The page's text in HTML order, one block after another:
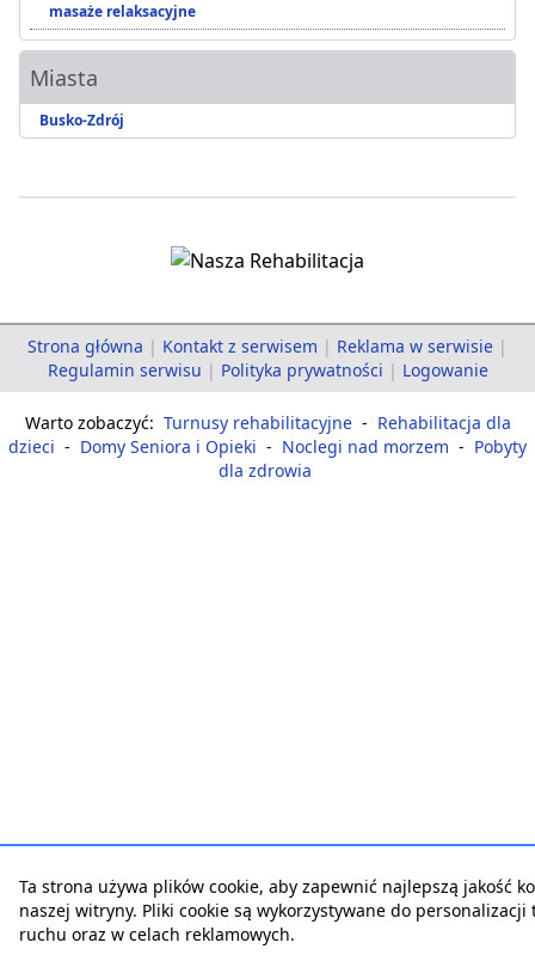
masaże relaksacyjne
Miasta
Busko-Zdrój
Strona główna | Kontakt z serwisem | Reklama w serwisie |
Regulamin serwisu | Polityka prywatności | Logowanie
Warto zobaczyć: Turnusy rehabilitacyjne - Rehabilitacja dla
dzieci - Domy Seniora i Opieki - Noclegi nad morzem - Pobyty
dla zdrowia
Ta strona używa plików cookie, aby zapewnić najlepszą jakość
naszej witryny. Pliki cookie są wykorzystywane do personalizacji
ruchu oraz w celach reklamowych.